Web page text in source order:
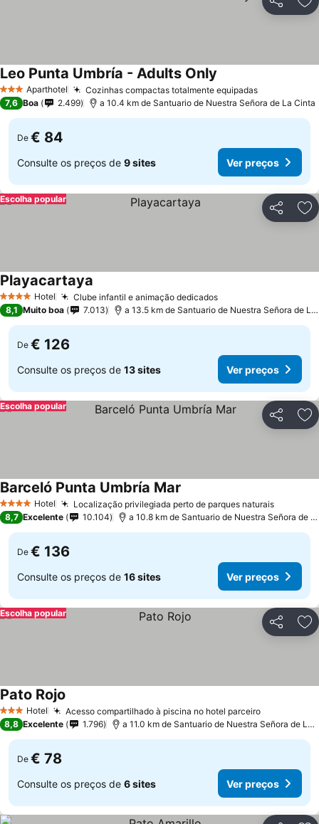
Partilhar
3 EstrelasAparthotel Cozinhas compactas totalmente equipadasVer preços
Leo Punta Umbría - Adults Only
7,6 Boa 2.499 a 10.4 km de Santuario de Nuestra Señora de La Cinta
De € 84
Consulte os preços de 9 sites Ver preços
Partilhar
Escolha popular
4 EstrelasHotel Clube infantil e animação dedicadosVer preços
Playacartaya
8,1 Muito boa 7.013 a 13.5 km de Santuario de Nuestra Señora de La
De € 126
Consulte os preços de 13 sites Ver preços
Partilhar
Escolha popular
4 EstrelasHotel Localização privilegiada perto de parques naturaisVer
Barceló Punta Umbría Mar
8,7 Excelente 10.104 a 10.8 km de Santuario de Nuestra Señora de
De € 136
Consulte os preços de 16 sites Ver preços
Partilhar
Escolha popular
3 EstrelasHotel Acesso compartilhado à piscina no hotel parceiroVer preços
Pato Rojo
8,8 Excelente 1.796 a 11.0 km de Santuario de Nuestra Señora de La
De € 78
Consulte os preços de 6 sites Ver preços